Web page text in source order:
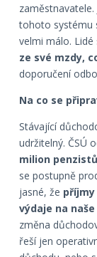
tohoto systému
velmi málo. Lidé
ze své mzdy,
doporučení
Na co se
Stávající
udržitelný. ČSÚ
milion
se postupně
jasné, že
výdaje na
změna
řeší jen